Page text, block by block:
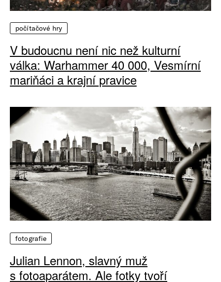
počítačové hry
V budoucnu není nic než kulturní
válka: Warhammer 40 000, Vesmírní
mariňáci a krajní pravice
fotografie
Julian Lennon, slavný muž
s fotoaparátem. Ale fotky tvoří